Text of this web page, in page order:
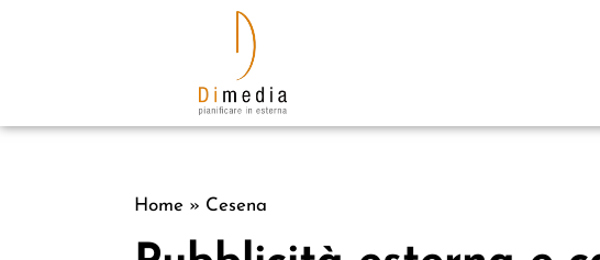
Home » Cesena